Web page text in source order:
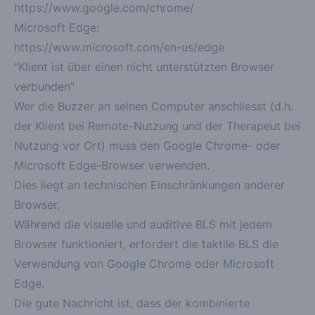
https://www.google.com/chrome/
Microsoft Edge:
https://www.microsoft.com/en-us/edge
"Klient ist über einen nicht unterstützten Browser
verbunden"
Wer die Buzzer an seinen Computer anschliesst (d.h.
der Klient bei Remote-Nutzung und der Therapeut bei
Nutzung vor Ort) muss den Google Chrome- oder
Microsoft Edge-Browser verwenden.
Dies liegt an technischen Einschränkungen anderer
Browser.
Während die visuelle und auditive BLS mit jedem
Browser funktioniert, erfordert die taktile BLS die
Verwendung von Google Chrome oder Microsoft
Edge.
Die gute Nachricht ist, dass der kombinierte